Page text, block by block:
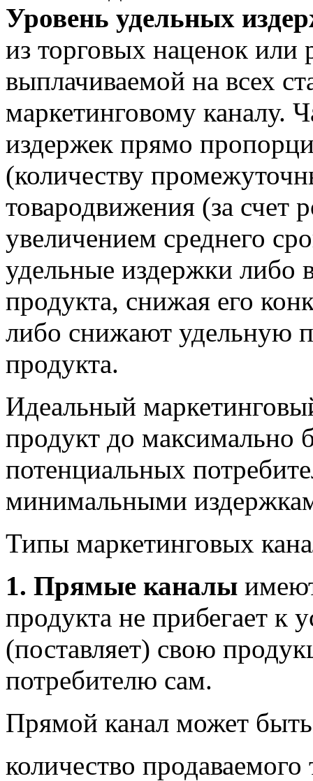
Уровень удельных
из торговых наценок или
выплачиваемой на всех
маркетинговому каналу.
издержек прямо
(количеству
товародвижения (за счет
увеличением среднего
удельные издержки либо
продукта, снижая его
либо снижают удельную
продукта.
Идеальный
продукт до максимально
потенциальных
минимальными
Типы маркетинговых
1. Прямые каналы
продукта не прибегает к
(поставляет) свою
потребителю сам.
Прямой канал может
количество